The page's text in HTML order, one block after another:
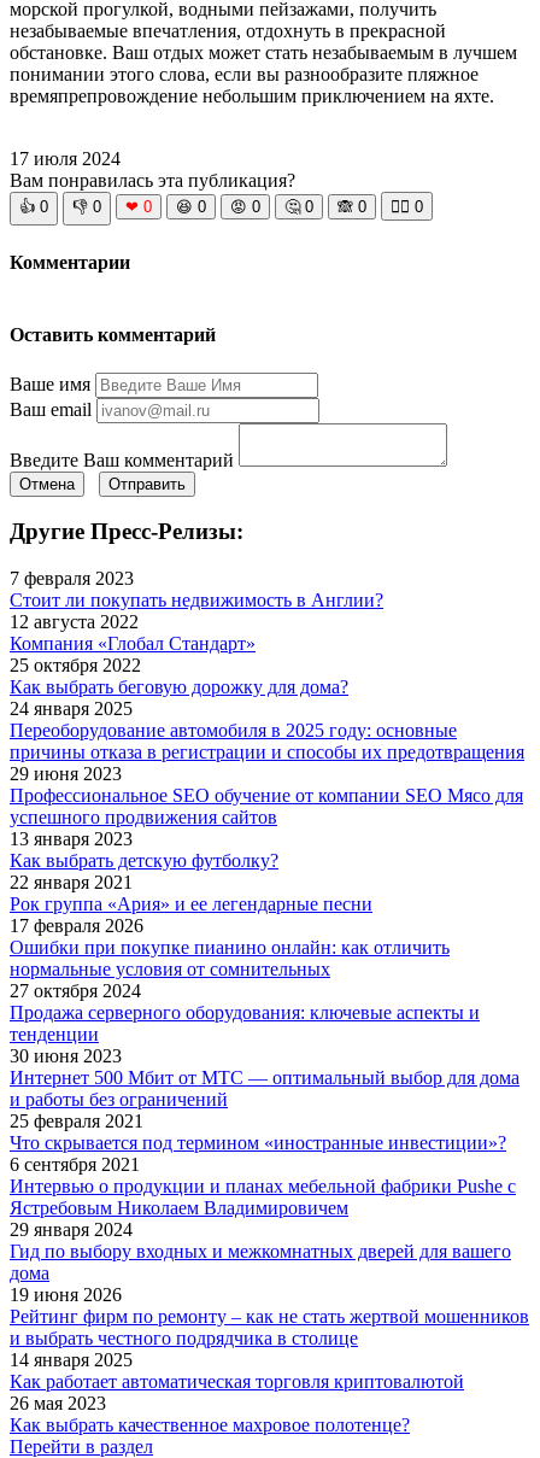
морской прогулкой, водными пейзажами, получить
незабываемые впечатления, отдохнуть в прекрасной
обстановке. Ваш отдых может стать незабываемым в лучшем
понимании этого слова, если вы разнообразите пляжное
времяпрепровождение небольшим приключением на яхте.
17 июля 2024
Вам понравилась эта публикация?
👍 0 👎 0 ❤ 0 😆 0 😡 0 🤔 0 🙈 0 🧘‍♀️ 0
Комментарии
Оставить комментарий
Ваше имя
Ваш email
Введите Ваш комментарий
Отмена Отправить
Другие Пресс-Релизы:
7 февраля 2023
Стоит ли покупать недвижимость в Англии?
12 августа 2022
Компания «Глобал Стандарт»
25 октября 2022
Как выбрать беговую дорожку для дома?
24 января 2025
Переоборудование автомобиля в 2025 году: основные
причины отказа в регистрации и способы их предотвращения
29 июня 2023
Профессиональное SEO обучение от компании SEO Мясо для
успешного продвижения сайтов
13 января 2023
Как выбрать детскую футболку?
22 января 2021
Рок группа «Ария» и ее легендарные песни
17 февраля 2026
Ошибки при покупке пианино онлайн: как отличить
нормальные условия от сомнительных
27 октября 2024
Продажа серверного оборудования: ключевые аспекты и
тенденции
30 июня 2023
Интернет 500 Мбит от МТС — оптимальный выбор для дома
и работы без ограничений
25 февраля 2021
Что скрывается под термином «иностранные инвестиции»?
6 сентября 2021
Интервью о продукции и планах мебельной фабрики Pushe с
Ястребовым Николаем Владимировичем
29 января 2024
Гид по выбору входных и межкомнатных дверей для вашего
дома
19 июня 2026
Рейтинг фирм по ремонту – как не стать жертвой мошенников
и выбрать честного подрядчика в столице
14 января 2025
Как работает автоматическая торговля криптовалютой
26 мая 2023
Как выбрать качественное махровое полотенце?
Перейти в раздел